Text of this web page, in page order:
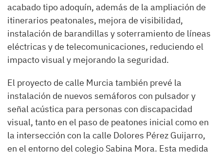
acabado tipo adoquín, además de la ampliación de
itinerarios peatonales, mejora de visibilidad,
instalación de barandillas y soterramiento de líneas
eléctricas y de telecomunicaciones, reduciendo el
impacto visual y mejorando la seguridad.
El proyecto de calle Murcia también prevé la
instalación de nuevos semáforos con pulsador y
señal acústica para personas con discapacidad
visual, tanto en el paso de peatones inicial como en
la intersección con la calle Dolores Pérez Guijarro,
en el entorno del colegio Sabina Mora. Esta medida